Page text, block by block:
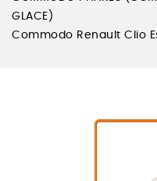
GLACE)
Commodo Renault Clio